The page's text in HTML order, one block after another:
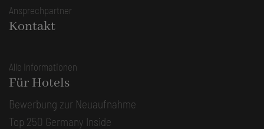
Ansprechpartner
Kontakt
Alle Informationen
Für Hotels
Bewerbung zur Neuaufnahme
Top 250 Germany Inside